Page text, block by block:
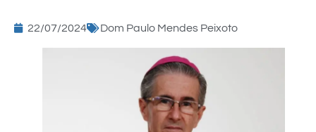
22/07/2024 Dom Paulo Mendes Peixoto